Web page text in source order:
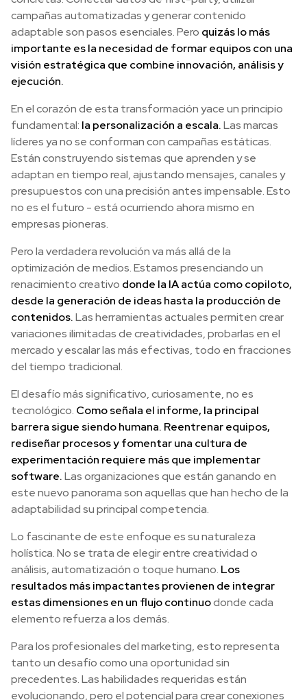
campañas automatizadas y generar contenido
adaptable son pasos esenciales. Pero quizás lo más
importante es la necesidad de formar equipos con una
visión estratégica que combine innovación, análisis y
ejecución.
En el corazón de esta transformación yace un principio
fundamental: la personalización a escala.Las marcas
líderes ya no se conforman con campañas estáticas.
Están construyendo sistemas que aprenden y se
adaptan en tiempo real, ajustando mensajes, canales y
presupuestos con una precisión antes impensable. Esto
no es el futuro - está ocurriendo ahora mismo en
empresas pioneras.
Pero la verdadera revolución va más allá de la
optimización de medios. Estamos presenciando un
renacimiento creativo donde la IA actúa como copiloto,
desde la generación de ideas hasta la producción de
contenidos.Las herramientas actuales permiten crear
variaciones ilimitadas de creatividades, probarlas en el
mercado y escalar las más efectivas, todo en fracciones
del tiempo tradicional.
El desafío más significativo, curiosamente, no es
tecnológico. Como señala el informe, la principal
barrera sigue siendo humana. Reentrenar equipos,
rediseñar procesos y fomentar una cultura de
experimentación requiere más que implementar
software.Las organizaciones que están ganando en
este nuevo panorama son aquellas que han hecho de la
adaptabilidad su principal competencia.
Lo fascinante de este enfoque es su naturaleza
holística. No se trata de elegir entre creatividad o
análisis, automatización o toque humano. Los
resultados más impactantes provienen de integrar
estas dimensiones en un flujo continuodonde cada
elemento refuerza a los demás.
Para los profesionales del marketing, esto representa
tanto un desafío como una oportunidad sin
precedentes. Las habilidades requeridas están
evolucionando, pero el potencial para crear conexiones